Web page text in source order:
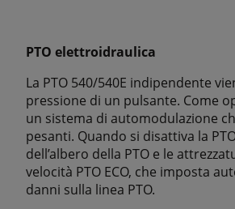
PTO elettroidraulica
La PTO 540/540E indipendente
pressione di un pulsante. Come
un sistema di automodulazione
pesanti. Quando si disattiva la
dell’albero della PTO e le
velocità PTO ECO, che imposta
danni sulla linea PTO.